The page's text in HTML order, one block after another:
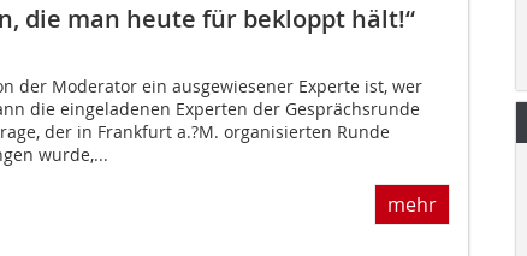
die man heute für bekloppt hält!“
der Moderator ein ausgewiesener Experte ist, wer
die eingeladenen Experten der Gesprächsrunde
der in Frankfurt a.?M. organisierten Runde
wurde,...
mehr